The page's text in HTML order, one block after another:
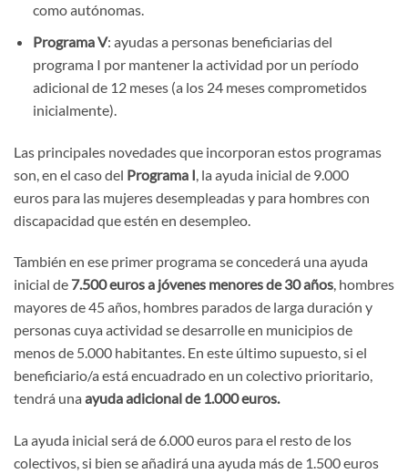
como autónomas.
Programa V: ayudas a personas beneficiarias del
programa I por mantener la actividad por un período
adicional de 12 meses (a los 24 meses comprometidos
inicialmente).
Las principales novedades que incorporan estos programas
son, en el caso del Programa I , la ayuda inicial de 9.000
euros para las mujeres desempleadas y para hombres con
discapacidad que estén en desempleo.
También en ese primer programa se concederá una ayuda
inicial de 7.500 euros a jóvenes menores de 30 años, hombres
mayores de 45 años, hombres parados de larga duración y
personas cuya actividad se desarrolle en municipios de
menos de 5.000 habitantes. En este último supuesto, si el
beneficiario/a está encuadrado en un colectivo prioritario,
tendrá una ayuda adicional de 1.000 euros.
La ayuda inicial será de 6.000 euros para el resto de los
colectivos, si bien se añadirá una ayuda más de 1.500 euros